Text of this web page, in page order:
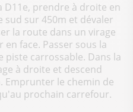
prendre à droite en
sud sur 450m et dévaler
la route dans un virage
face. Passer sous la
carrossable. Dans la
à droite et descend
Emprunter le chemin de
prochain carrefour.